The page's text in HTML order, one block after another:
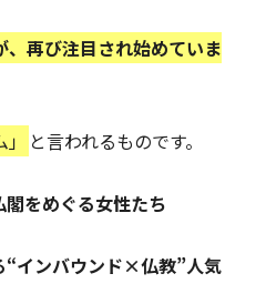
再び注目され始めていま
と言われるものです。
閣をめぐる女性たち
“インバウンド×仏教”人気